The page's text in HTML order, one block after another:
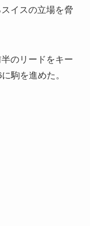
イスの立場を脅
のリードをキー
駒を進めた。